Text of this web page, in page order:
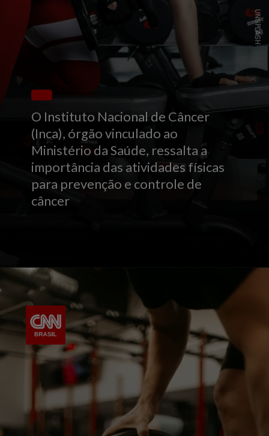
O Instituto Nacional de Câncer
(Inca), órgão vinculado ao
Ministério da Saúde, ressalta a
importância das atividades físicas
para prevenção e controle de
câncer
UNSPLASH